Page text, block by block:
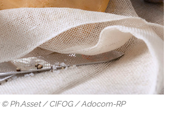
© Ph.Asset / CIFOG / Adocom-RP